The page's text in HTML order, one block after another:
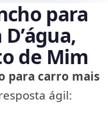
para
de Mim
para carro mais
ágil: